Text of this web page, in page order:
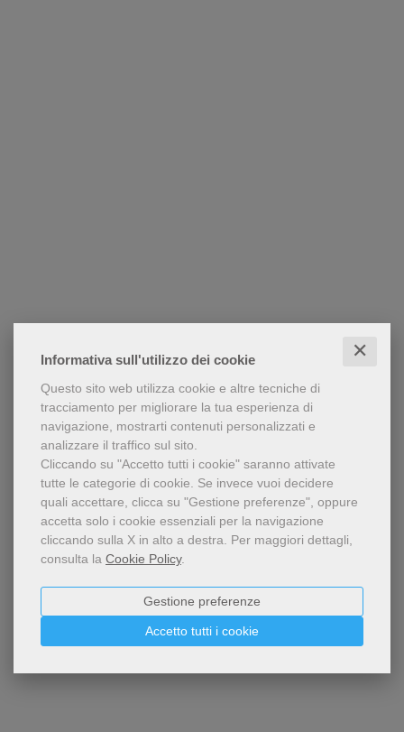
Informativa sull'utilizzo dei cookie ✕
Questo sito web utilizza cookie e altre tecniche di
tracciamento per migliorare la tua esperienza di
navigazione, mostrarti contenuti personalizzati e
analizzare il traffico sul sito.
Cliccando su "Accetto tutti i cookie" saranno attivate
tutte le categorie di cookie. Se invece vuoi decidere
quali accettare, clicca su "Gestione preferenze", oppure
accetta solo i cookie essenziali per la navigazione
cliccando sulla X in alto a destra. Per maggiori dettagli,
consulta la Cookie Policy.
Accetto tutti i cookie
Gestione preferenze